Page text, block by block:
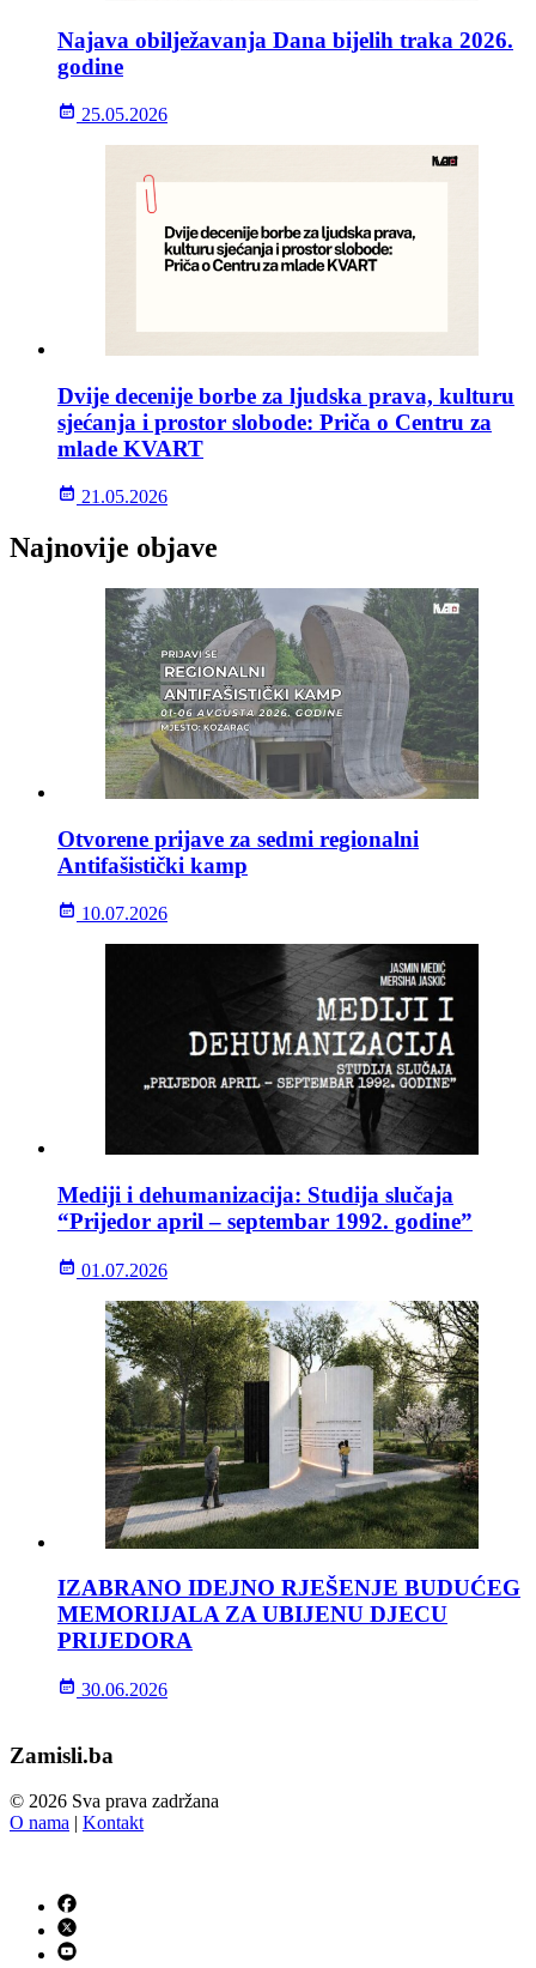
Najava obilježavanja Dana bijelih traka 2026.
godine
25.05.2026
Dvije decenije borbe za ljudska prava, kulturu
sjećanja i prostor slobode: Priča o Centru za
mlade KVART
21.05.2026
Najnovije objave
Otvorene prijave za sedmi regionalni
Antifašistički kamp
10.07.2026
Mediji i dehumanizacija: Studija slučaja
“Prijedor april – septembar 1992. godine”
01.07.2026
IZABRANO IDEJNO RJEŠENJE BUDUĆEG
MEMORIJALA ZA UBIJENU DJECU
PRIJEDORA
30.06.2026
Zamisli.ba
© 2026 Sva prava zadržana
O nama
Kontakt